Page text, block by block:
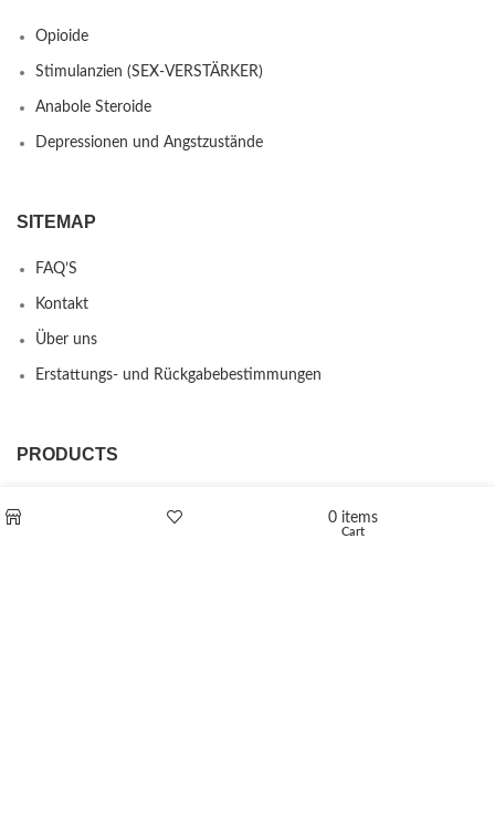
Opioide
Stimulanzien (SEX-VERSTÄRKER)
Anabole Steroide
Depressionen und Angstzustände
SITEMAP
FAQ’S
Kontakt
Über uns
Erstattungs- und Rückgabebestimmungen
PRODUCTS
0 items
Cart